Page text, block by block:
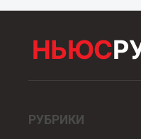
РУБРИКИ